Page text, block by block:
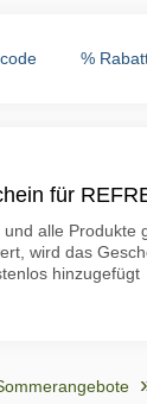
%
für
alle Produkte
wird das
hinzugefügt